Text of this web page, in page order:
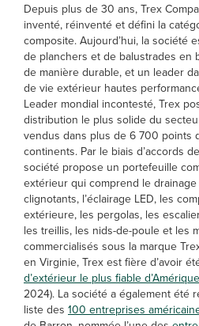
Depuis plus de 30 ans, Trex
inventé, réinventé et défini la
composite. Aujourd’hui, la société
de planchers et de balustrades en
de manière durable, et un leader
de vie extérieur hautes
Leader mondial incontesté, Trex
distribution le plus solide du
vendus dans plus de 6 700 points
continents. Par le biais d’accords
société propose un portefeuille
extérieur qui comprend le
clignotants, l’éclairage LED, les
extérieure, les pergolas, les
les treillis, les nids-de-poule et les
commercialisés sous la marque
en Virginie, Trex est fière d’avoir
d’extérieur le plus fiable
2024). La société a également été
liste des 100 entreprises